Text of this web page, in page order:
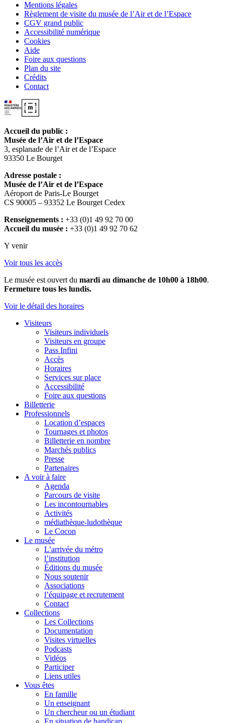
Mentions légales
Règlement de visite du musée de l’Air et de l’Espace
CGV grand public
Accessibilité numérique
Cookies
Aide
Foire aux questions
Plan du site
Crédits
Contact
Accueil du public :
Musée de l’Air et de l’Espace
3, esplanade de l’Air et de l’Espace
93350 Le Bourget
Adresse postale :
Musée de l’Air et de l’Espace
Aéroport de Paris-Le Bourget
CS 90005 – 93352 Le Bourget Cedex
Renseignements : +33 (0)1 49 92 70 00
Accueil du musée : +33 (0)1 49 92 70 62
Y venir
Voir tous les accès
Le musée est ouvert du mardi au dimanche de 10h00 à 18h00.
Fermeture tous les lundis.
Voir le détail des horaires
Visiteurs
Visiteurs individuels
Visiteurs en groupe
Pass Infini
Accès
Horaires
Services sur place
Accessibilité
Foire aux questions
Billetterie
Professionnels
Location d’espaces
Tournages et photos
Billetterie en nombre
Marchés publics
Presse
Partenaires
A voir à faire
Agenda
Parcours de visite
Les incontournables
Activités
médiathèque-ludothèque
Le Cocon
Le musée
L’arrivée du métro
l’institution
Éditions du musée
Nous soutenir
Associations
l’équipage et recrutement
Contact
Collections
Les Collections
Documentation
Visites virtuelles
Podcasts
Vidéos
Participer
Liens utiles
Vous êtes
En famille
Un enseignant
Un chercheur ou un étudiant